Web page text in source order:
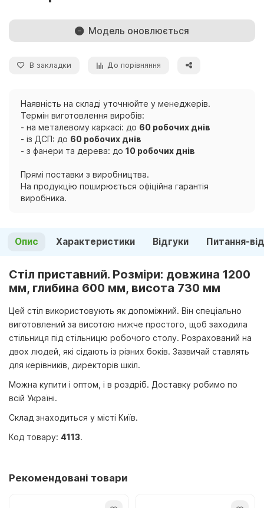
Модель оновлюється
В закладки До порівняння
Наявність на складі уточнюйте у менеджерів.
Термін виготовлення виробів:
- на металевому каркасі: до 60 робочих днів
- із ДСП: до 60 робочих днів
- з фанери та дерева: до 10 робочих днів
Прямі поставки з виробництва.
На продукцію поширюється офіційна гарантія
виробника.
Опис Характеристики Відгуки Питання-
Стіл приставний. Розміри: довжина 1200
мм, глибина 600 мм, висота 730 мм
Цей стіл використовують як допоміжний. Він спеціально
виготовлений за висотою нижче простого, щоб заходила
стільниця під стільницю робочого столу. Розрахований на
двох людей, які сідають із різних боків. Зазвичай ставлять
для керівників, директорів шкіл.
Можна купити і оптом, і в роздріб. Доставку робимо по
всій Україні.
Склад знаходиться у місті Київ.
Код товару: 4113.
Рекомендовані товари